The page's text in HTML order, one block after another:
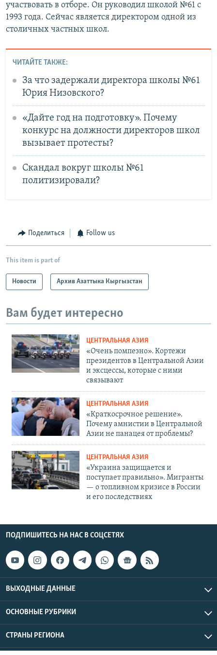
участвовать в отборе. Он руководил школой №61 с
1993 года. Сейчас является директором одной из
столичных частных школ.
ЧИТАЙТЕ ТАКЖЕ:
За что задержали директора школы №61
Юрия Низовского?
«Дайте год на подготовку». Почему
конкурс на должности директоров школ
вызывает протесты?
Скандал вокруг школы №61
политизировали?
Поделиться Follow us
This item is part of
Новости Архив Азаттыка Кыргызстан
Вам будет интересно
ЦЕНТРАЛЬНАЯ АЗИЯ
«Очень помпезно». Кортежи
президентов в Центральной Азии
и эксцессы, которые с ними
связывают
ЦЕНТРАЛЬНАЯ АЗИЯ
«Краткосрочное решение».
Почему амнистии в Центральной
Азии не панацея от проблемы?
ЦЕНТРАЛЬНАЯ АЗИЯ
«Украина защищается и
поступает правильно». Мигранты
— о топливном кризисе в России
и его последствиях
ПОДПИШИТЕСЬ НА НАС В СОЦСЕТЯХ
ВЫХОДНЫЕ ДАННЫЕ
ОСНОВНЫЕ РУБРИКИ
СТРАНЫ РЕГИОНА